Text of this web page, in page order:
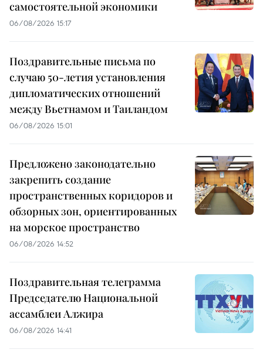
самостоятельной экономики
06/08/2026 15:17
Поздравительные письма по
случаю 50-летия установления
дипломатических отношений
между Вьетнамом и Таиландом
06/08/2026 15:01
Предложено законодательно
закрепить создание
пространственных коридоров и
обзорных зон, ориентированных
на морское пространство
06/08/2026 14:52
Поздравительная телеграмма
Председателю Национальной
ассамблеи Алжира
06/08/2026 14:41